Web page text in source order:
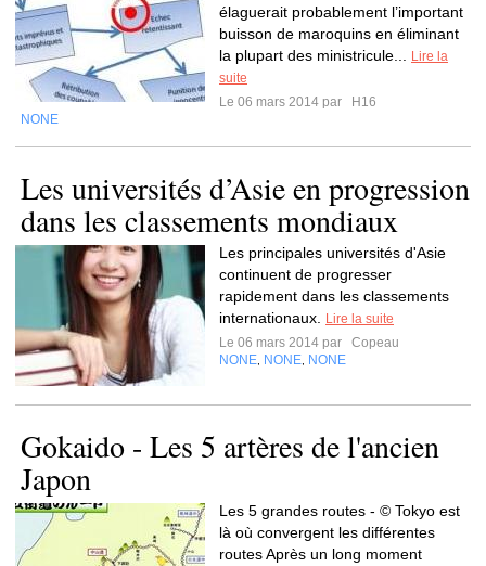
élaguerait probablement l’important
buisson de maroquins en éliminant
la plupart des ministricule...
Lire la
suite
Le 06 mars 2014 par
H16
NONE
Les universités d’Asie en progression
dans les classements mondiaux
Les principales universités d'Asie
continuent de progresser
rapidement dans les classements
internationaux.
Lire la suite
Le 06 mars 2014 par
Copeau
NONE NONE NONE
Gokaido - Les 5 artères de l'ancien
Japon
Les 5 grandes routes - © Tokyo est
là où convergent les différentes
routes Après un long moment